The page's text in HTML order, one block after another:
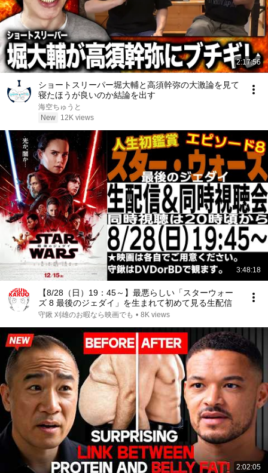
2:17:56
ショートスリーパー堀大輔と高須幹弥の大激論を見て
寝たほうが良いのか結論を出す
海空ちゅうと
New
12K views
3:48:18
【8/28（日）19：45～】最悪らしい「スターウォー
ズ 8 最後のジェダイ」を生まれて初めて見る生配信
守鍬 刈雄のお暇なら映画でも • 8K views
2:02:05